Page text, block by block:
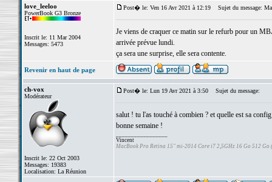
love_leeloo
PowerBook G3 Bronze
Inscrit le: 11 Mar 2004
Messages: 5473
Post� le: Ven 16 Avr 2021 à 12:19 Sujet du message:
Je viens de craquer ce matin sur le refurb pour un
arrivée prévue lundi.
ça sera une surprise, elle sera contente.
Revenir en haut de page
ch-vox
Modérateur
Inscrit le: 22 Oct 2003
Messages: 19383
Localisation: La Réunion
Post� le: Lun 19 Avr 2021 à 3:50 Sujet du message:
salut ! tu l'as touché à combien ? et quelle est sa config
bonne semaine !
Vincent
MacBook Pro Retina 15" mi-2014 Core i7 2,5GHz 16 Go 512 Go